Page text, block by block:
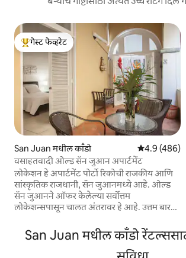
टॉप गेस्ट फेव्हरेट
गेस्ट फेव्हरेट
San Juan मधील काँडो 5 पैकी 4.9
4.9 (486)
वसाहतवादी ओल्ड सॅन जुआन अपार्टमेंट
लोकेशन हे अपार्टमेंट पोर्टो रिकोची राजकीय आणि
सांस्कृतिक राजधानी, सॅन जुआनमध्ये आहे. ओल्ड
सॅन जुआनने ऑफर केलेल्या सर्वोत्तम
लोकेशन्सपासून चालत अंतरावर हे आहे. उत्तम बार
किल्ला, पासेओ ला प्रिन्सेसा , प्लाझा आणि क्रूझ
टर्मिनल फक्त पायऱ्या दूर आहेत. त्याच्या
सराऊंडिंग्जमध्ये फार्मसीज, वाहतूक सेवा, पोस्ट
San Juan मधील काँडो